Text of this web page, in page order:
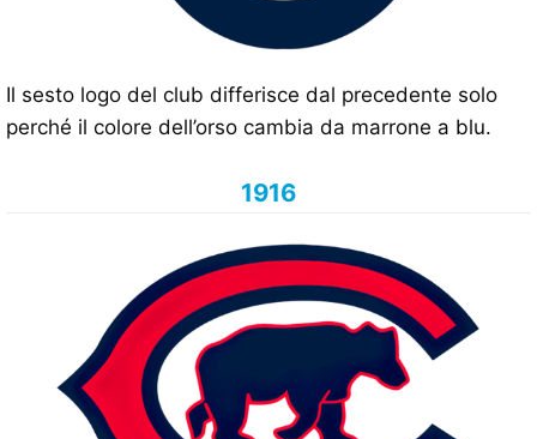
Il sesto logo del club differisce dal precedente solo
perché il colore dell’orso cambia da marrone a blu.
1916